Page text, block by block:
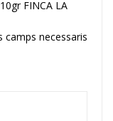
FINCA LA
camps necessaris